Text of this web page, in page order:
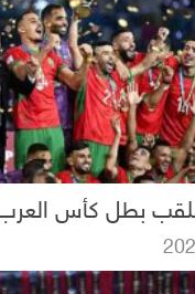
بطل كأس العرب